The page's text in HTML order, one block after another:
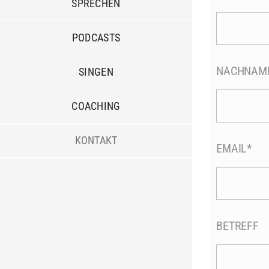
SPRECHEN
PODCASTS
SINGEN
COACHING
KONTAKT
EMAIL*
BETREFF